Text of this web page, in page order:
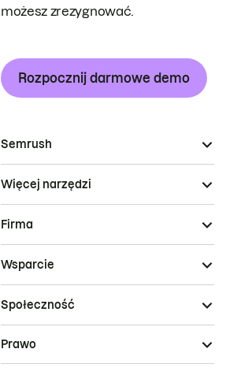
możesz zrezygnować.
Rozpocznij darmowe demo
Semrush
Więcej narzędzi
Firma
Wsparcie
Społeczność
Prawo